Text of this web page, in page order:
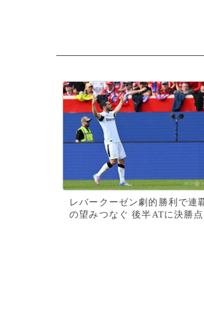
レバークーゼン劇的勝利で連
の望みつなぐ 後半ATに決勝点